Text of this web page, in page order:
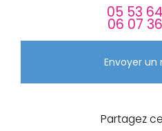
05 53
06 07
Envoyer un
Partagez